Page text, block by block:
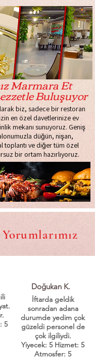
Marmara Et
Buluşuyor
biz, sadece bir restoran
en özel davetlerinize ev
mekanı sunuyoruz. Geniş
düğün, nişan,
toplantı ve diğer tüm özel
bir ortam hazırlıyoruz.
5
Doğukan K.
İftarda geldik
sonradan adana
durumde yedim çok
güzeldi personel de
çok ilgiliydi.
Yiyecek: 5 Hizmet: 5
Atmosfer: 5